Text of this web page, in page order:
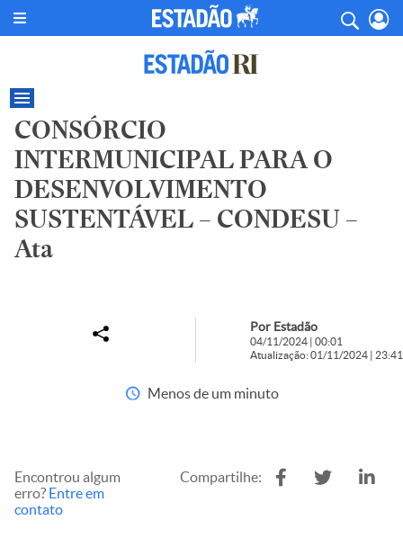
CONSÓRCIO
INTERMUNICIPAL PARA O
DESENVOLVIMENTO
SUSTENTÁVEL – CONDESU –
Ata
Por Estadão
04/11/2024 | 00:01
Atualização: 01/11/2024 | 23:41
Menos de um minuto
Encontrou algum
erro? Entre em
contato
Compartilhe: